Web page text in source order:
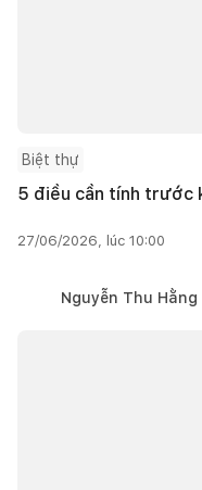
Biệt thự
5 điều cần tính trước
27/06/2026, lúc 10:00
Nguyễn Thu Hằng